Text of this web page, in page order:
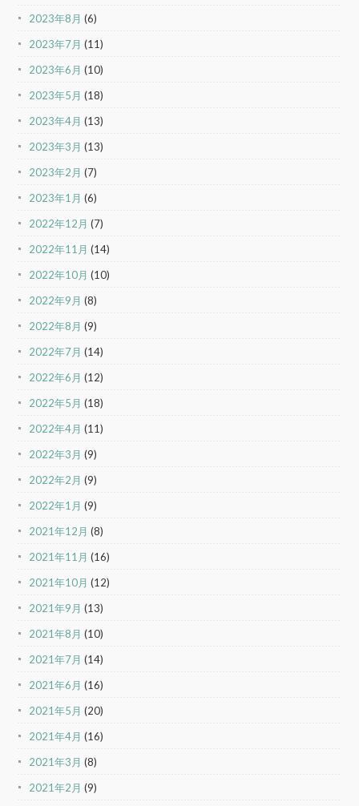
2023年8月 (6)
2023年7月 (11)
2023年6月 (10)
2023年5月 (18)
2023年4月 (13)
2023年3月 (13)
2023年2月 (7)
2023年1月 (6)
2022年12月 (7)
2022年11月 (14)
2022年10月 (10)
2022年9月 (8)
2022年8月 (9)
2022年7月 (14)
2022年6月 (12)
2022年5月 (18)
2022年4月 (11)
2022年3月 (9)
2022年2月 (9)
2022年1月 (9)
2021年12月 (8)
2021年11月 (16)
2021年10月 (12)
2021年9月 (13)
2021年8月 (10)
2021年7月 (14)
2021年6月 (16)
2021年5月 (20)
2021年4月 (16)
2021年3月 (8)
2021年2月 (9)